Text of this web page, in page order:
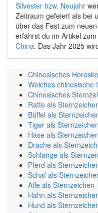
Silvester bzw. Neujahr
Zeitraum gefeiert als bei
über das Fest zum
erfährst du im Artikel zum
China. Das Jahr 2025
Chinesisches
Welches chinesische
Chinesisches
Ratte als
Büffel als
Tiger als Sternzeichen
Hase als Sternzeichen
Drache als
Schlange als
Pferd als
Schaf als
Affe als Sternzeichen
Hahn als
Hund als